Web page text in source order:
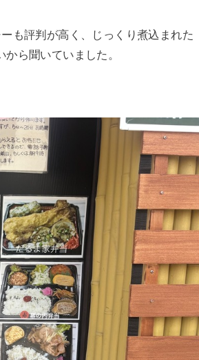
も評判が高く、じっくり煮込まれた
ら聞いていました。